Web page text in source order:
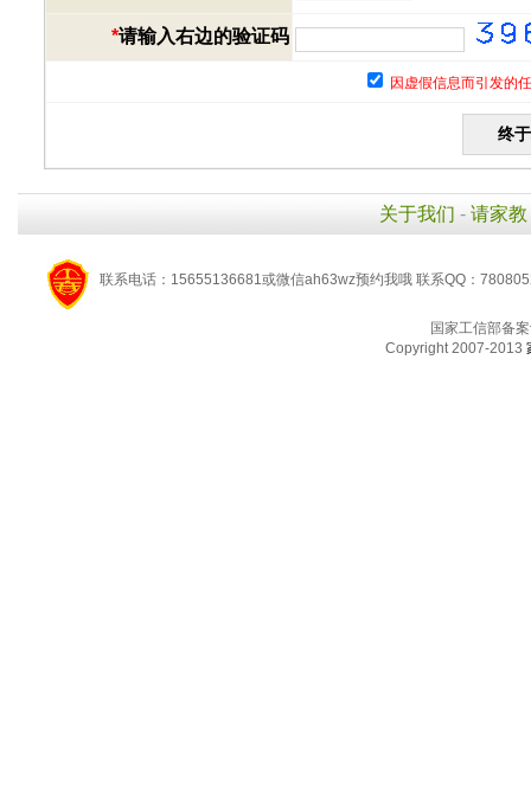
*请输入右边的验证码
因虚假信息而引发的
关于我们 - 请家教
联系电话：15655136681或微信ah63wz预约我哦 联系QQ：
国家工信部备
Copyright 2007-2013